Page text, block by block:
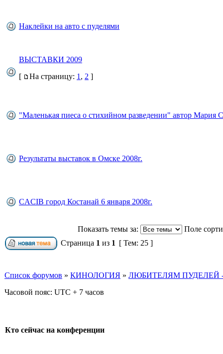
Наклейки на авто с пуделями
ВЫСТАВКИ 2009
[
На страницу: 1 , 2 ]
"Маленькая пиеса о стихийном разведении" автор Мария
Результаты выставок в Омске 2008г.
CACIB город Костанай 6 января 2008г.
Показать темы за:
Поле
Страница 1 из 1 [ Тем: 25 ]
Список форумов » КИНОЛОГИЯ » ЛЮБИТЕЛЯМ ПУДЕЛЕЙ
Часовой пояс: UTC + 7 часов
Кто сейчас на конференции